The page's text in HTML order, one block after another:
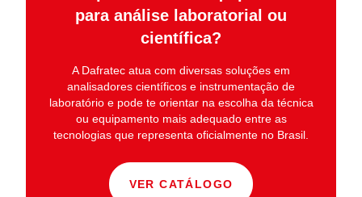
para análise laboratorial ou
científica?
A Dafratec atua com diversas soluções em
analisadores científicos e instrumentação de
laboratórioe pode te orientar na escolha da técnica
ou equipamento mais adequado entre as
tecnologias que representa oficialmente no Brasil.
VER CATÁLOGO